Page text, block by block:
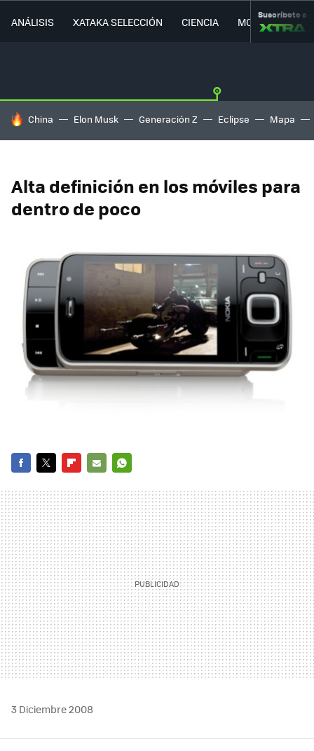
ANÁLISIS XATAKA SELECCIÓN CIENCIA MOVILIDAD
Suscríbete a
HOY SE HABLA DE
China Elon Musk Generación Z Eclipse Mapa
Alta definición en los móviles para
dentro de poco
MAIL
3 Diciembre 2008